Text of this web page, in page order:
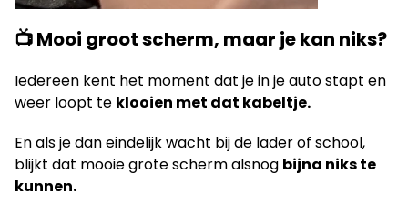
📺 Mooi groot scherm, maar je kan niks?
Iedereen kent het moment dat je in je auto stapt en
weer loopt te klooien met dat kabeltje.
En als je dan eindelijk wacht bij de lader of school,
blijkt dat mooie grote scherm alsnog bijna niks te
kunnen.